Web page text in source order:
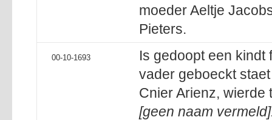
moeder Aeltje
Pieters.
00-10-1693
Is gedoopt een kindt
vader geboeckt
Cnier Arienz, wierde
[geen naam